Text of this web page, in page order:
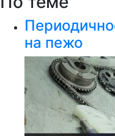
на пежо